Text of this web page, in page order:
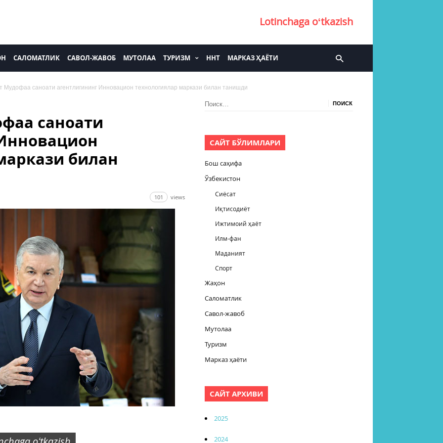
Lotinchaga oʻtkazish
САЛОМАТЛИК САВОЛ-ЖАВОБ МУТОЛАА ТУРИЗМ ННТ МАРКАЗ ҲАЁТИ
Мудофаа саноати агентлигининг Инновацион технологиялар маркази билан танишди
саноати
билан
101 views
Найти:
САЙТ БЎЛИМЛАРИ
Бош саҳифа
Ўзбекистон
Сиёсат
Иқтисодиёт
Ижтимоий ҳаёт
Илм-фан
Маданият
Спорт
Жаҳон
Саломатлик
Савол-жавоб
Мутолаа
Туризм
Марказ ҳаёти
САЙТ АРХИВИ
2025
2024